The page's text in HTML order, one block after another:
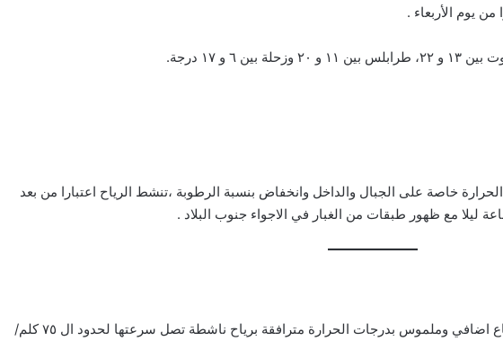
يوم الأربعاء .
٦ و ١٧ درجة.
خاصة على الجبال والداخل وانخفاض بنسبة الرطوبة ،تنشط الرياح اعتبارا من بعد
غائم اجمالاً بسحب مرتفعة ومتوسطة مع ارتفاع اضافي وملموس بدرجات الحرارة مترافقة برياح ناشطة تصل سرعتها لحدود ال ٧٥ كلم/